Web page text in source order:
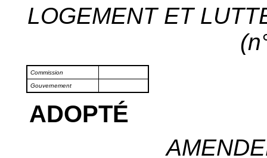
LOGEMENT ET
Commission
Gouvernement
ADOPTÉ